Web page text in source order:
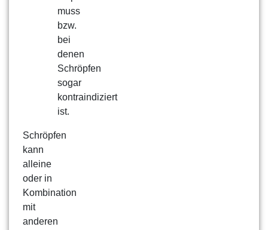
muss
bzw.
bei
denen
Schröpfen
sogar
kontraindiziert
ist.
Schröpfen
kann
alleine
oder in
Kombination
mit
anderen